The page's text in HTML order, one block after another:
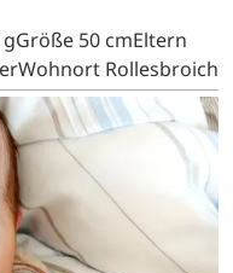
50 cmEltern
Rollesbroich